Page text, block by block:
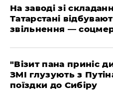
​На заводі зі
Татарстані
звільнення —
"Візит пана приніс
ЗМІ глузують з
поїздки до Сибіру